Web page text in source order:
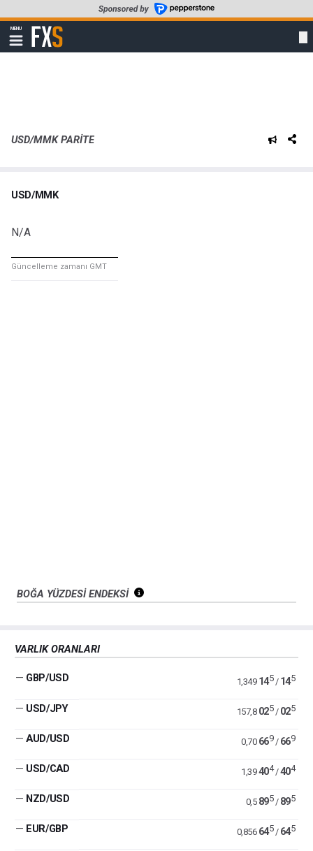
to
main
content
MENU
Show
navigation
FXStreet
USD/MMK PARITE
USD/MMK
N/A
Güncelleme zamanı GMT
BOĞA YÜZDESİ ENDEKSİ
VARLIK ORANLARI
— GBP/USD 1,349 145/ 145
— USD/JPY 157,8 025/ 025
— AUD/USD 0,70 669/ 669
— USD/CAD 1,39 404/404
— NZD/USD 0,5 895/ 895
— EUR/GBP 0,856 645/ 645